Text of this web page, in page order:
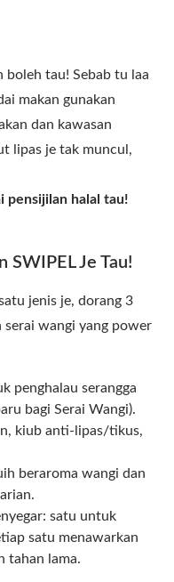
boleh tau! Sebab tu laa
makan gunakan
dan kawasan
lipas je tak muncul,
pensijilan halal tau!
SWIPEL Je Tau!
jenis je, dorang 3
serai wangi yang power
penghalau serangga
bagi Serai Wangi).
kiub anti-lipas/tikus,
beraroma wangi dan
satu untuk
satu menawarkan
tahan lama.